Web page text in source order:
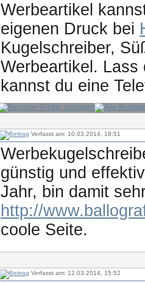
Werbeartikel
eigenen Druck bei
Kugelschreiber,
Werbeartikel.
kannst du eine
Verfasst am: 10.03.2014, 18:51
günstig und
Jahr, bin damit
http://
coole Seite.
Verfasst am: 12.03.2014, 15:52